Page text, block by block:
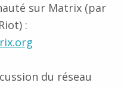
sur Matrix (par
:
du réseau